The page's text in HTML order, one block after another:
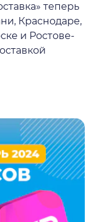
теперь
Краснодаре,
и Ростове-